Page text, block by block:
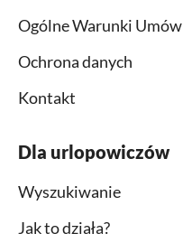
Ogólne Warunki Umów
Ochrona danych
Kontakt
Dla urlopowiczów
Wyszukiwanie
Jak to działa?